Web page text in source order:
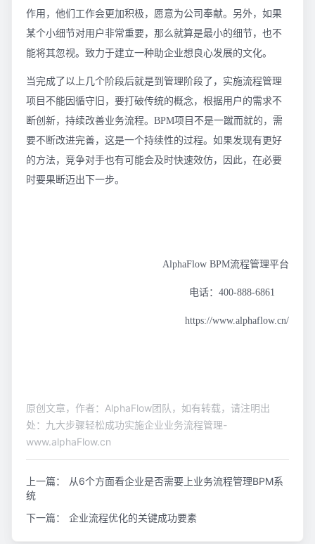
作用，他们工作会更加积极，愿意为公司奉献。另外，如果
某个小细节对用户非常重要，那么就算是最小的细节，也不
能将其忽视。致力于建立一种助企业想良心发展的文化。
当完成了以上几个阶段后就是到管理阶段了，实施流程管理
项目不能因循守旧，要打破传统的概念，根据用户的需求不
断创新，持续改善业务流程。BPM项目不是一蹴而就的，需
要不断改进完善，这是一个持续性的过程。如果发现有更好
的方法，竞争对手也有可能会及时快速效仿，因此，在必要
时要果断迈出下一步。
AlphaFlow BPM流程管理平台
电话：400-888-6861
https://www.alphaflow.cn/
原创文章，作者：AlphaFlow团队，如有转载，请注明出
处：九大步骤轻松成功实施企业业务流程管理-
www.alphaFlow.cn
上一篇：
从6个方面看企业是否需要上业务流程管理BPM系
统
下一篇：
企业流程优化的关键成功要素